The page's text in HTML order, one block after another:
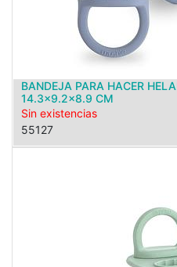
BANDEJA PARA HACER
14.3x9.2x8.9 CM
Sin existencias
55127